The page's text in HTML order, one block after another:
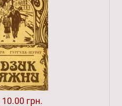
10.00 грн.